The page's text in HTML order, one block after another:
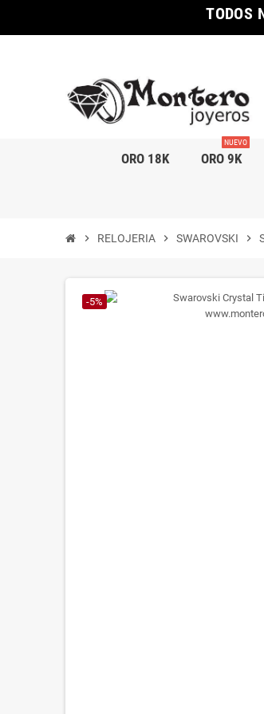
TODOS
ORO 18K ORO 9K
NUEVO
chevron_right RELOJERIA chevron_right SWAROVSKI chevron_right
-5%